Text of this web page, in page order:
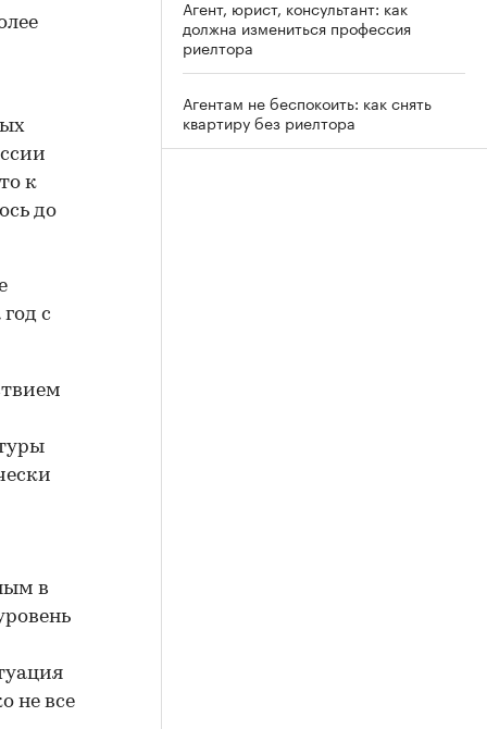
к
до
с
в
не все
Агент, юрист, консультант: как
должна измениться профессия
риелтора
Агентам не беспокоить: как снять
квартиру без риелтора